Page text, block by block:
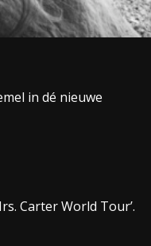
in dé nieuwe
Carter World Tour’.